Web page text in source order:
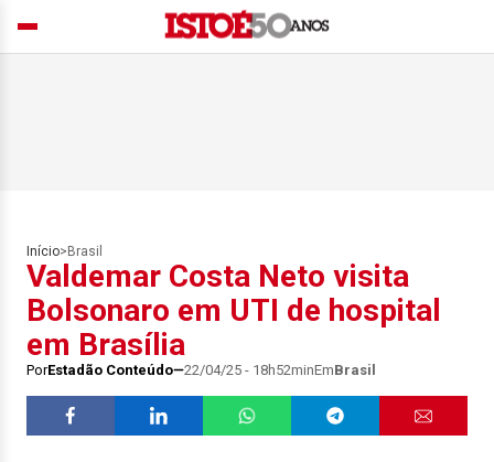
Início> Brasil
Valdemar Costa Neto visita
Bolsonaro em UTI de hospital
em Brasília
PorEstadão Conteúdo 22/04/25 - 18h52minEmBrasil